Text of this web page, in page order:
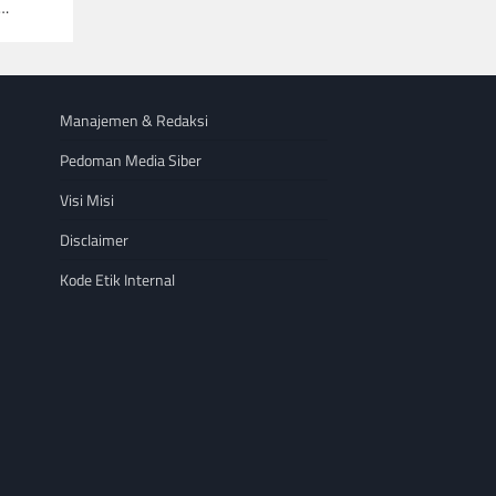
Manajemen & Redaksi
Pedoman Media Siber
Visi Misi
Disclaimer
Kode Etik Internal